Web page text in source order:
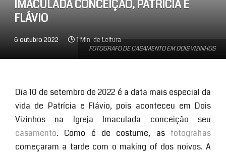
FOTOGRAFO DE CASAMENTO EM DOIS VIZINHOS
IMACULADA CONCEIÇÃO, PATRÍCIA E
FLÁVIO
6 outubro 2022 1 Min. de Leitura
Dia 10 de setembro de 2022 é a data mais especial da
vida de Patrícia e Flávio, pois aconteceu em Dois
Vizinhos na Igreja Imaculada conceição seu
casamento. Como é de costume, as fotografias
começaram a tarde com o making of dos noivos. A